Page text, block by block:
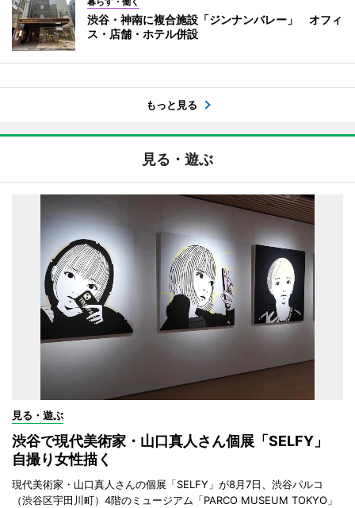
渋谷・神南に複合施設「ジンナンバレー」 オフィ
ス・店舗・ホテル併設
もっと見る
見る・遊ぶ
見る・遊ぶ
渋谷で現代美術家・山口真人さん個展「SELFY」
自撮り女性描く
現代美術家・山口真人さんの個展「SELFY」が8月7日、渋谷パルコ
（渋谷区宇田川町）4階のミュージアム「PARCO MUSEUM TOKYO」